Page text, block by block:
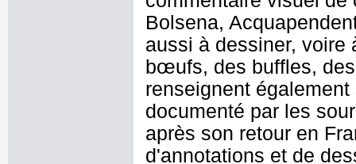
Bolsena,
aussi à dessiner, voire
bœufs, des buffles,
renseignent
documenté par les
après son retour en
d'annotations et de